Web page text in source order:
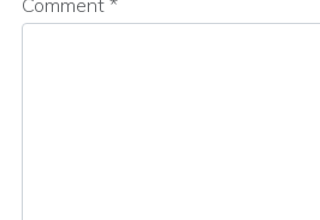
Comment *